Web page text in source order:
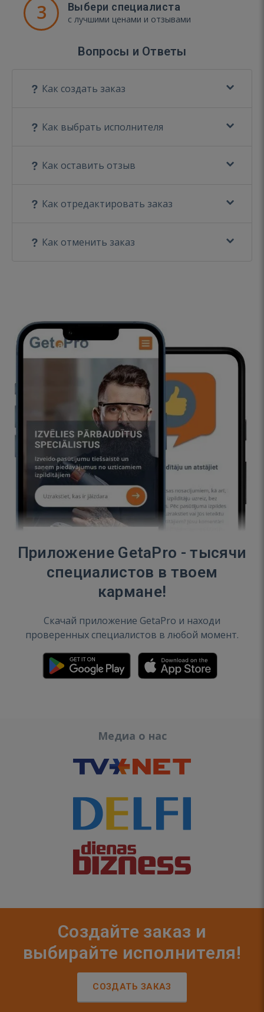
3 Выбери специалиста
с лучшими ценами и отзывами
Вопросы и Ответы
Как создать заказ
Как выбрать исполнителя
Как оставить отзыв
Как отредактировать заказ
Как отменить заказ
Приложение GetaPro - тысячи
специалистов в твоем
кармане!
Скачай приложение GetaPro и находи
проверенных специалистов в любой момент.
Медиа о нас
Создайте заказ и
выбирайте исполнителя!
СОЗДАТЬ ЗАКАЗ